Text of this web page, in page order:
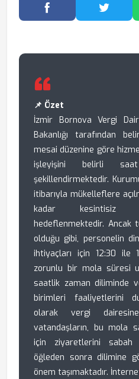
Facebook'ta
📌 Özet
İzmir Bornova Vergi
Bakanlığı tarafından
mesai düzenine göre
işleyişini belirli saat
şekillendirmektedir.
itibarıyla mükelleflere
kadar kesintisiz
hedeflenmektedir. Ancak
olduğu gibi, personelin
ihtiyaçları için 12:30 ile
zorunlu bir mola süresi
saatlik zaman diliminde
birimleri faaliyetlerini
olarak vergi
vatandaşların, bu mola
için ziyaretlerini
öğleden sonra dilimine
önem taşımaktadır.